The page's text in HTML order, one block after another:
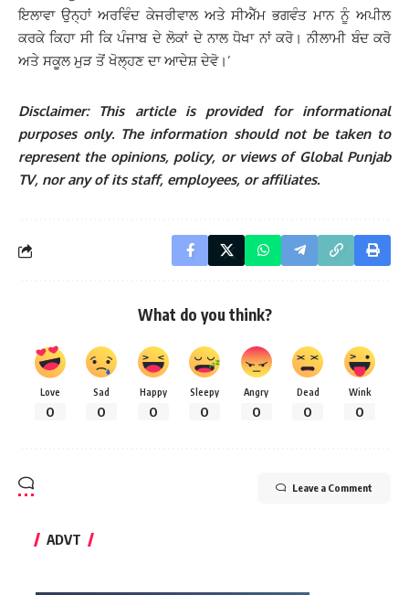
ਇਲਾਵਾ ਉਨ੍ਹਾਂ ਅਰਵਿੰਦ ਕੇਜਰੀਵਾਲ ਅਤੇ ਸੀਐੱਮ ਭਗਵੰਤ ਮਾਨ ਨੂੰ ਅਪੀਲ
ਕਰਕੇ ਕਿਹਾ ਸੀ ਕਿ ਪੰਜਾਬ ਦੇ ਲੋਕਾਂ ਦੇ ਨਾਲ ਧੋਖਾ ਨਾਂ ਕਰੋ। ਨੀਲਾਮੀ ਬੰਦ ਕਰੋ
ਅਤੇ ਸਕੂਲ ਮੁੜ ਤੋਂ ਖੋਲ੍ਹਣ ਦਾ ਆਦੇਸ਼ ਦੇਵੋ।’
Disclaimer: This article is provided for informational
purposes only. The information should not be taken to
represent the opinions, policy, or views of Global Punjab
TV, nor any of its staff, employees, or affiliates.
What do you think?
Love
0
Sad
0
Happy
0
Sleepy
0
Angry
0
Dead
0
Wink
0
Leave a Comment
ADVT